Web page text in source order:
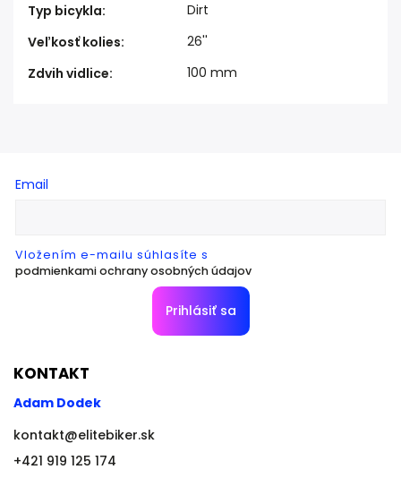
Typ bicykla:
Dirt
Veľkosť kolies:
26''
Zdvih vidlice: 100 mm
Email
Vložením e-mailu súhlasíte s
podmienkami ochrany osobných údajov
Prihlásiť sa
KONTAKT
Adam Dodek
kontakt@elitebiker.sk
+421 919 125 174